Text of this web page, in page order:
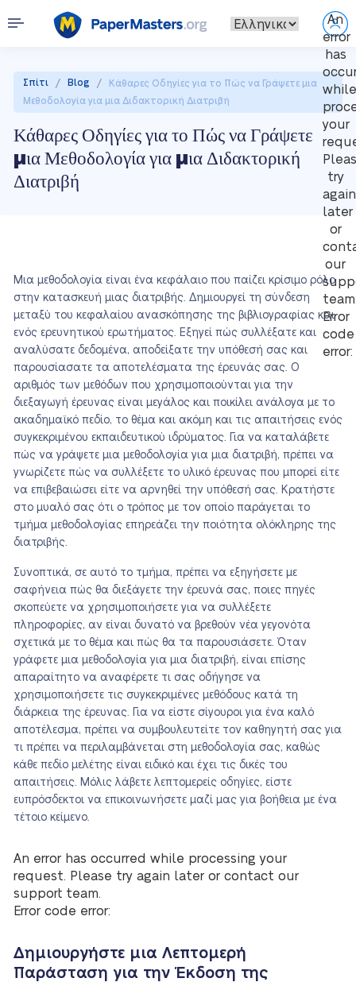
An
error
has
while
your
try
again
later
or
our
Error
code
error:
Σπίτι / Blog /
Κάθαρες Οδηγίες για το Πώς να Γράψετε μια
Μεθοδολογία για μια Διδακτορική Διατριβή
Κάθαρες Οδηγίες για το Πώς να Γράψετε
μια Μεθοδολογία για μια Διδακτορική
Διατριβή
Μια μεθοδολογία είναι ένα κεφάλαιο που παίζει κρίσιμο ρόλο
στην κατασκευή μιας διατριβής. Δημιουργεί τη σύνδεση
μεταξύ του κεφαλαίου ανασκόπησης της βιβλιογραφίας και
ενός ερευνητικού ερωτήματος. Εξηγεί πώς συλλέξατε και
αναλύσατε δεδομένα, αποδείξατε την υπόθεσή σας και
παρουσίασατε τα αποτελέσματα της έρευνάς σας. Ο
αριθμός των μεθόδων που χρησιμοποιούνται για την
διεξαγωγή έρευνας είναι μεγάλος και ποικίλει ανάλογα με το
ακαδημαϊκό πεδίο, το θέμα και ακόμη και τις απαιτήσεις ενός
συγκεκριμένου εκπαιδευτικού ιδρύματος. Για να καταλάβετε
πώς να γράψετε μια μεθοδολογία για μια διατριβή, πρέπει να
γνωρίζετε πώς να συλλέξετε το υλικό έρευνας που μπορεί είτε
να επιβεβαιώσει είτε να αρνηθεί την υπόθεσή σας. Κρατήστε
στο μυαλό σας ότι ο τρόπος με τον οποίο παράγεται το
τμήμα μεθοδολογίας επηρεάζει την ποιότητα ολόκληρης της
διατριβής.
Συνοπτικά, σε αυτό το τμήμα, πρέπει να εξηγήσετε με
σαφήνεια πώς θα διεξάγετε την έρευνά σας, ποιες πηγές
σκοπεύετε να χρησιμοποιήσετε για να συλλέξετε
πληροφορίες, αν είναι δυνατό να βρεθούν νέα γεγονότα
σχετικά με το θέμα και πώς θα τα παρουσιάσετε. Όταν
γράφετε μια μεθοδολογία για μια διατριβή, είναι επίσης
απαραίτητο να αναφέρετε τι σας οδήγησε να
χρησιμοποιήσετε τις συγκεκριμένες μεθόδους κατά τη
διάρκεια της έρευνας. Για να είστε σίγουροι για ένα καλό
αποτέλεσμα, πρέπει να συμβουλευτείτε τον καθηγητή σας για
τι πρέπει να περιλαμβάνεται στη μεθοδολογία σας, καθώς
κάθε πεδίο μελέτης είναι ειδικό και έχει τις δικές του
απαιτήσεις. Μόλις λάβετε λεπτομερείς οδηγίες, είστε
ευπρόσδεκτοι να επικοινωνήσετε μαζί μας για βοήθεια με ένα
τέτοιο κείμενο.
An error has occurred while processing your
request. Please try again later or contact our
support team.
Error code error:
Δημιουργήστε μια Λεπτομερή
Παράσταση για την Έκδοση της